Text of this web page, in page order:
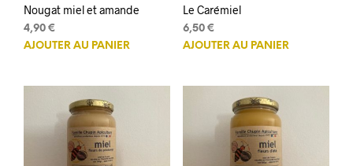
Nougat miel et amande
4,90 €
AJOUTER AU PANIER
Le Carémiel
6,50 €
AJOUTER AU PANIER